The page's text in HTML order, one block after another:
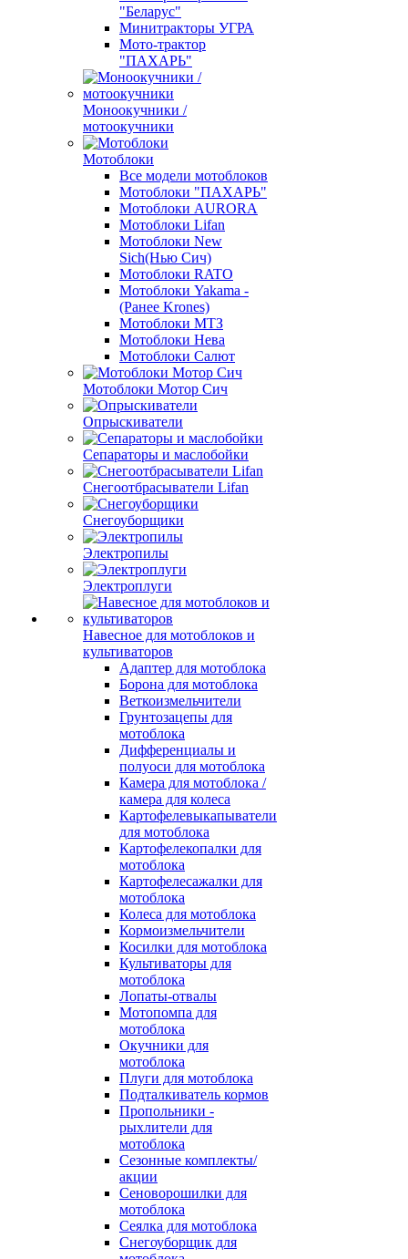
"Беларус"
Минитракторы УГРА
Мото-трактор
"ПАХАРЬ"
Моноокучники /
мотоокучники
Мотоблоки
Все модели мотоблоков
Мотоблоки "ПАХАРЬ"
Мотоблоки AURORA
Мотоблоки Lifan
Мотоблоки New
Sich(Нью Сич)
Мотоблоки RATO
Мотоблоки Yakama -
(Ранее Krones)
Мотоблоки МТЗ
Мотоблоки Нева
Мотоблоки Салют
Мотоблоки Мотор Сич
Опрыскиватели
Сепараторы и маслобойки
Снегоотбрасыватели Lifan
Снегоуборщики
Электропилы
Электроплуги
Навесное для мотоблоков и
культиваторов
Адаптер для мотоблока
Борона для мотоблока
Веткоизмельчители
Грунтозацепы для
мотоблока
Дифференциалы и
полуоси для мотоблока
Камера для мотоблока /
камера для колеса
Картофелевыкапыватели
для мотоблока
Картофелекопалки для
мотоблока
Картофелесажалки для
мотоблока
Колеса для мотоблока
Кормоизмельчители
Косилки для мотоблока
Культиваторы для
мотоблока
Лопаты-отвалы
Мотопомпа для
мотоблока
Окучники для
мотоблока
Плуги для мотоблока
Подталкиватель кормов
Пропольники -
рыхлители для
мотоблока
Сезонные комплекты/
акции
Сеноворошилки для
мотоблока
Сеялка для мотоблока
Снегоуборщик для